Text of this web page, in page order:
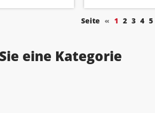
Seite « 1 2 3 4 5
eine Kategorie